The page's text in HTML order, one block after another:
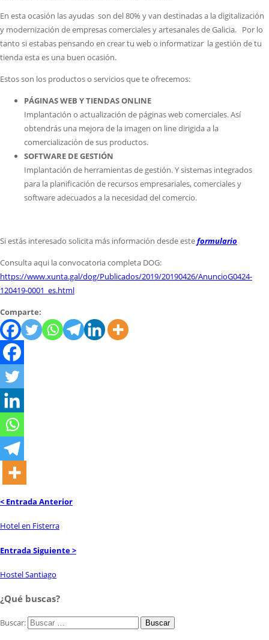
En esta ocasión las ayudas son del 80% y van destinadas a la digitalización
y modernización de empresas comerciales y artesanales de Galicia. Por lo
tanto si estabas pensando en crear tu web o informatizar la gestión de tu
tienda esta es una buen ocasión.
Estos son los productos o servicios que te ofrecemos:
PÁGINAS WEB Y TIENDAS ONLINE
Implantación o actualización de páginas web comerciales. Así
obtendrás una mejora de la imagen on line dirigida a la
comercialización de sus productos.
SOFTWARE DE GESTIÓN
Implantación de herramientas de gestión. Y sistemas integrados
para la planificación de recursos empresariales, comerciales y
software adecuados a la necesidad del comercio.
Si estás interesado solicita más información desde esteformulario
Consulta aqui la convocatoria completa DOG:
https://www.xunta.gal/dog/Publicados/2019/20190426/AnuncioG0424-
120419-0001_es.html
Comparte:
< Entrada Anterior
Hotel en Fisterra
Entrada Siguiente >
Hostel Santiago
¿Qué buscas?
Buscar: